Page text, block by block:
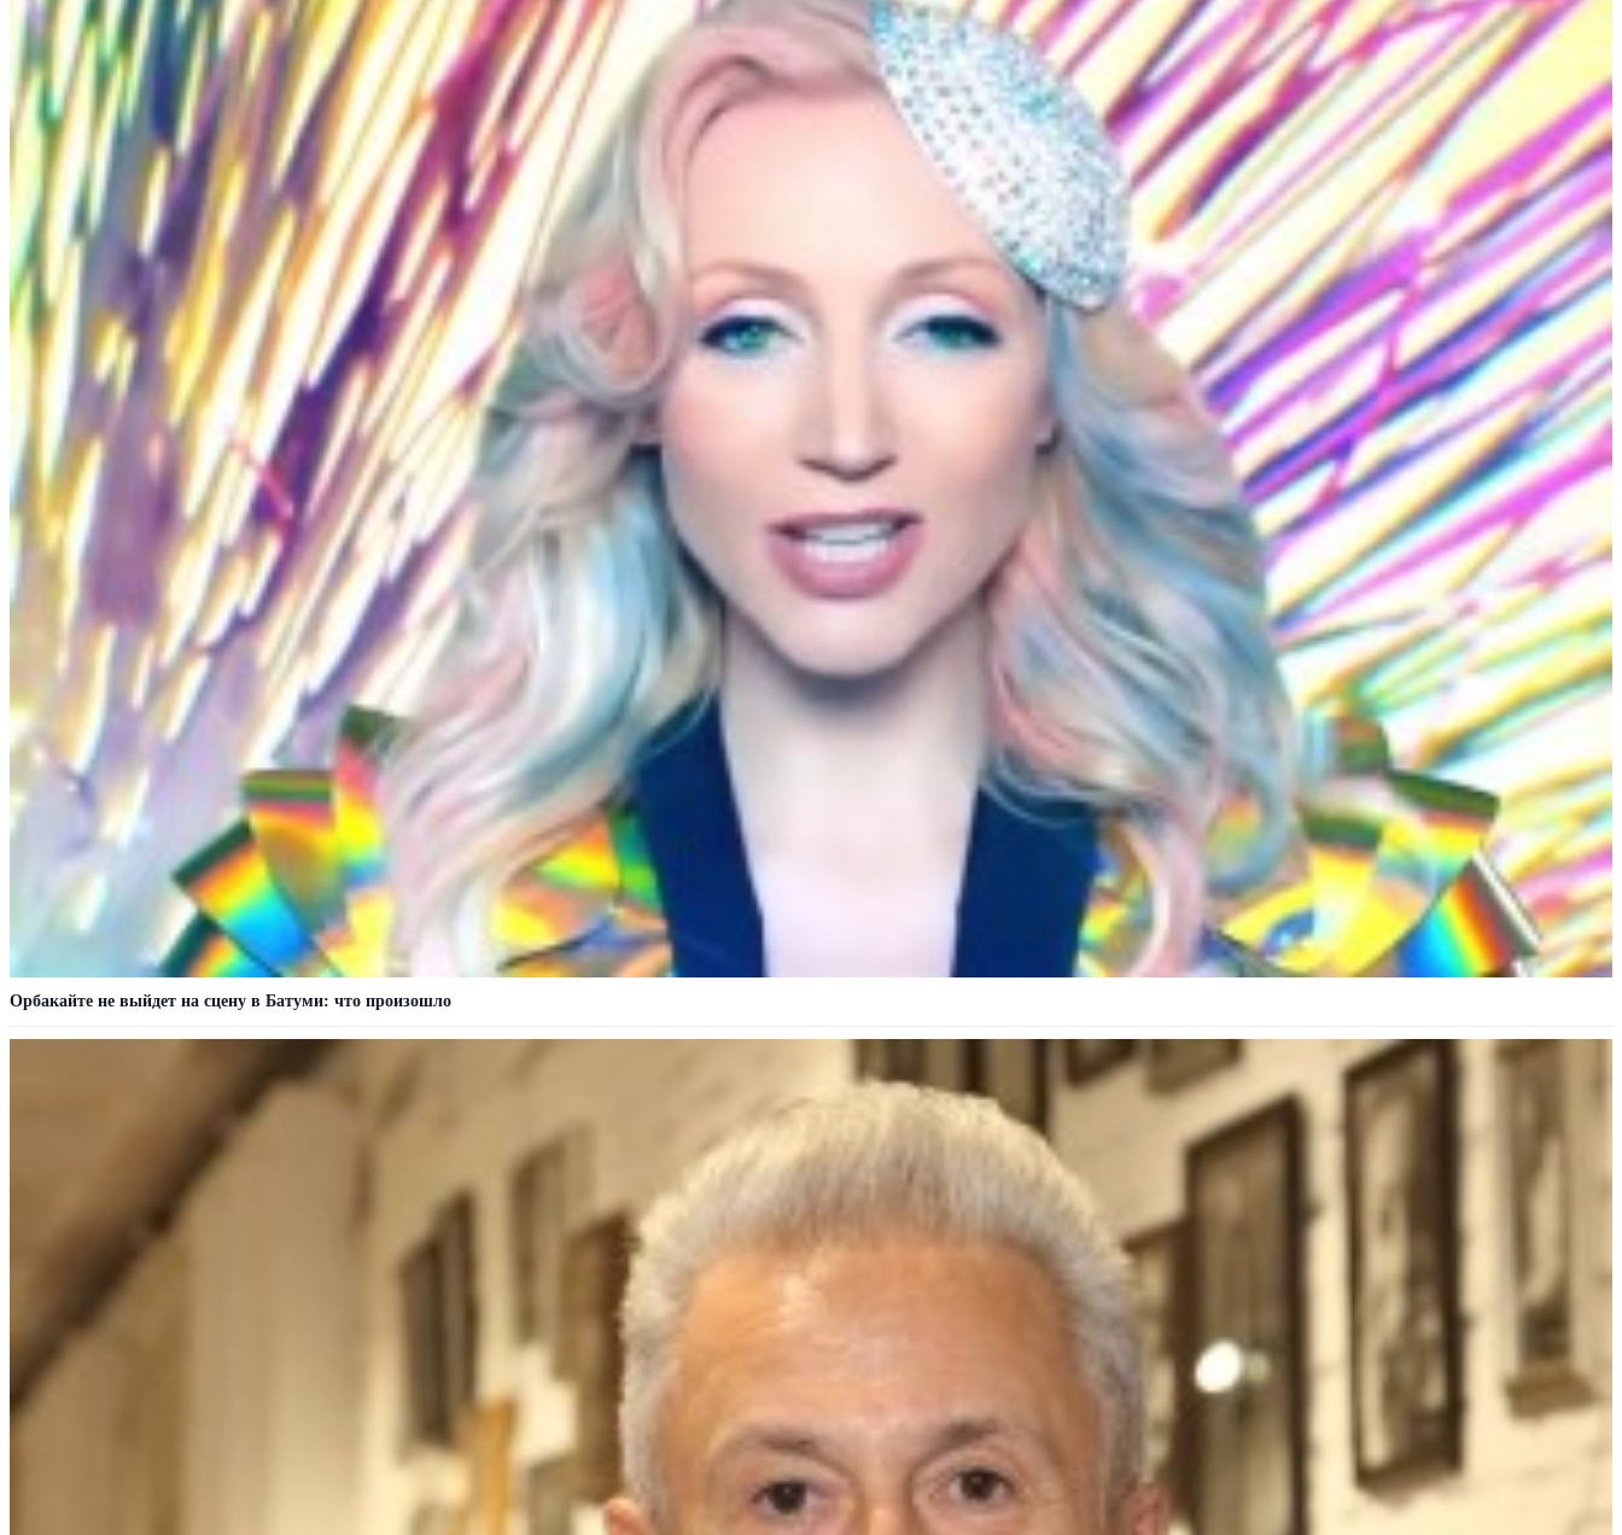
Орбакайте не выйдет на сцену в Батуми: что произошло